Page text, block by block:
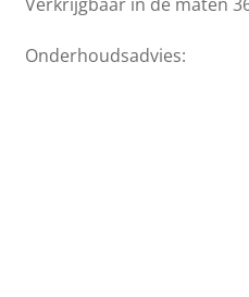
Onderhoudsadvies: